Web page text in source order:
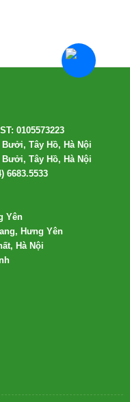
0105573223
Tây Hồ, Hà Nội
Tây Hồ, Hà Nội
6683.5533
Yên
Hưng Yên
Hà Nội